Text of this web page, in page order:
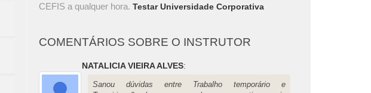
CEFIS a qualquer hora.Testar Universidade Corporativa
COMENTÁRIOS SOBRE O INSTRUTOR
NATALICIA VIEIRA ALVES:
Sanou dúvidas entre Trabalho temporário e